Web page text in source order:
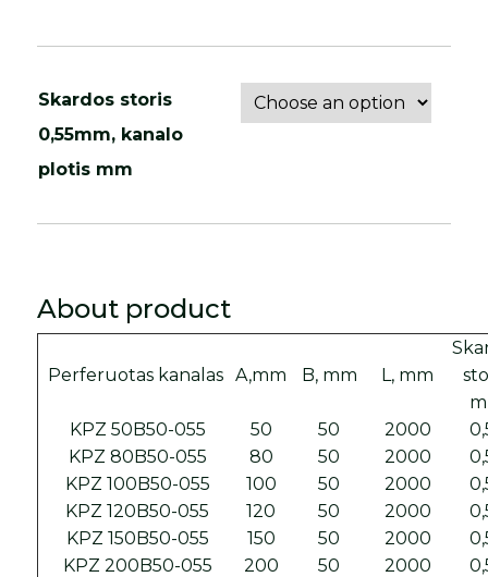
Skardos storis
0,55mm, kanalo
plotis mm
About product
Perferuotas kanalas A,mm B, mm L, mm
KPZ 50B50-055
50 50 2000
KPZ 80B50-055
80 50 2000
KPZ 100B50-055
100 50 2000
KPZ 120B50-055
120 50 2000
KPZ 150B50-055
150 50 2000
KPZ 200B50-055
200 50 2000